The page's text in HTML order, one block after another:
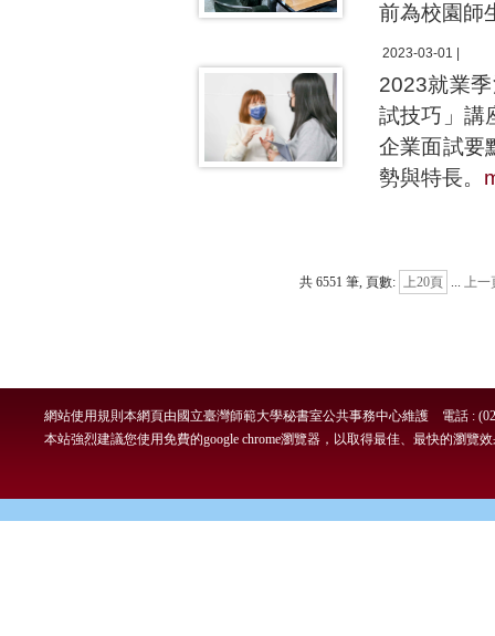
前為校園師
2023-03-01 |
2023就業
試技巧」講
企業面試要
勢與特長。
共 6551 筆, 頁數: 上20頁 ... 上一
本網頁由國立臺灣師範大學秘書室公共事務中心維護 電話 :
網站使用規則
本站強烈建議您使用免費的google chrome瀏覽器，以取得最佳、最快的瀏覽